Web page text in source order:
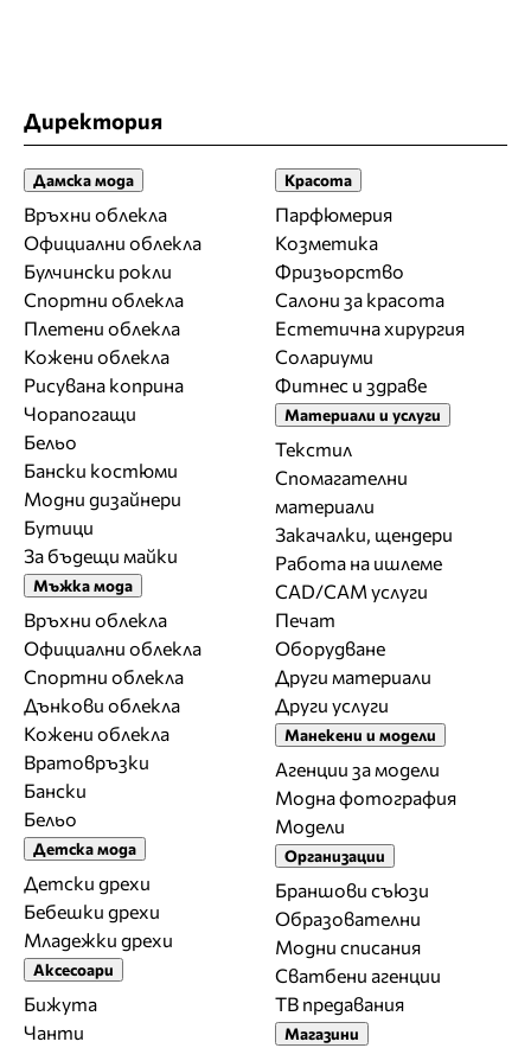
Директория
Дамска мода
Връхни облекла
Официални облекла
Булчински рокли
Спортни облекла
Плетени облекла
Кожени облекла
Рисувана коприна
Чорапогащи
Бельо
Бански костюми
Модни дизайнери
Бутици
За бъдещи майки
Мъжка мода
Връхни облекла
Официални облекла
Спортни облекла
Дънкови облекла
Кожени облекла
Вратовръзки
Бански
Бельо
Детска мода
Детски дрехи
Бебешки дрехи
Младежки дрехи
Аксесоари
Бижута
Чанти
Красота
Парфюмерия
Козметика
Фризьорство
Салони за красота
Естетична хирургия
Солариуми
Фитнес и здраве
Материали и услуги
Текстил
Спомагателни
материали
Закачалки, щендери
Работа на ишлеме
CAD/CAM услуги
Печат
Оборудване
Други материали
Други услуги
Манекени и модели
Агенции за модели
Модна фотография
Модели
Организации
Браншови съюзи
Образователни
Модни списания
Сватбени агенции
ТВ предавания
Магазини